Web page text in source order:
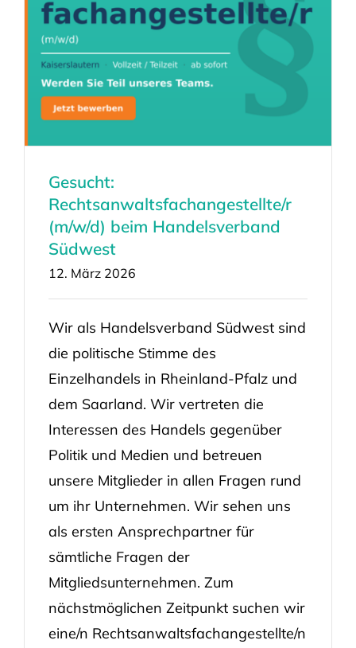
Gesucht:
Rechtsanwaltsfachangestellte/r
(m/w/d) beim Handelsverband
Südwest
12. März 2026
Wir als Handelsverband Südwest sind
die politische Stimme des
Einzelhandels in Rheinland-Pfalz und
dem Saarland. Wir vertreten die
Interessen des Handels gegenüber
Politik und Medien und betreuen
unsere Mitglieder in allen Fragen rund
um ihr Unternehmen. Wir sehen uns
als ersten Ansprechpartner für
sämtliche Fragen der
Mitgliedsunternehmen. Zum
nächstmöglichen Zeitpunkt suchen wir
eine/n Rechtsanwaltsfachangestellte/n